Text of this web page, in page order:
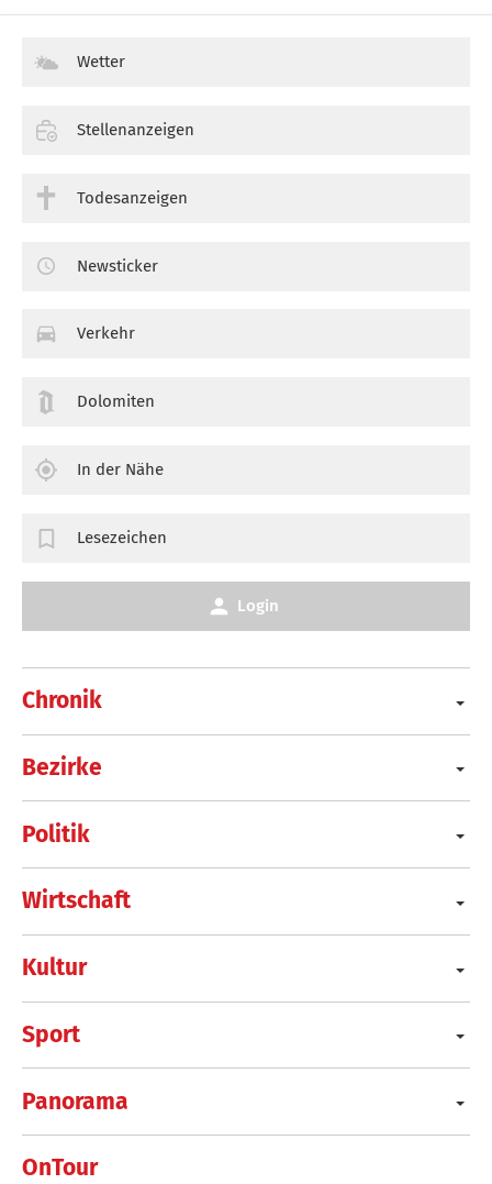
Chronik
Bezirke
Politik
Wirtschaft
Kultur
Sport
Panorama
OnTour
Wetter
Stellenanzeigen
Todesanzeigen
Newsticker
Verkehr
Dolomiten
In der Nähe
Lesezeichen
Login